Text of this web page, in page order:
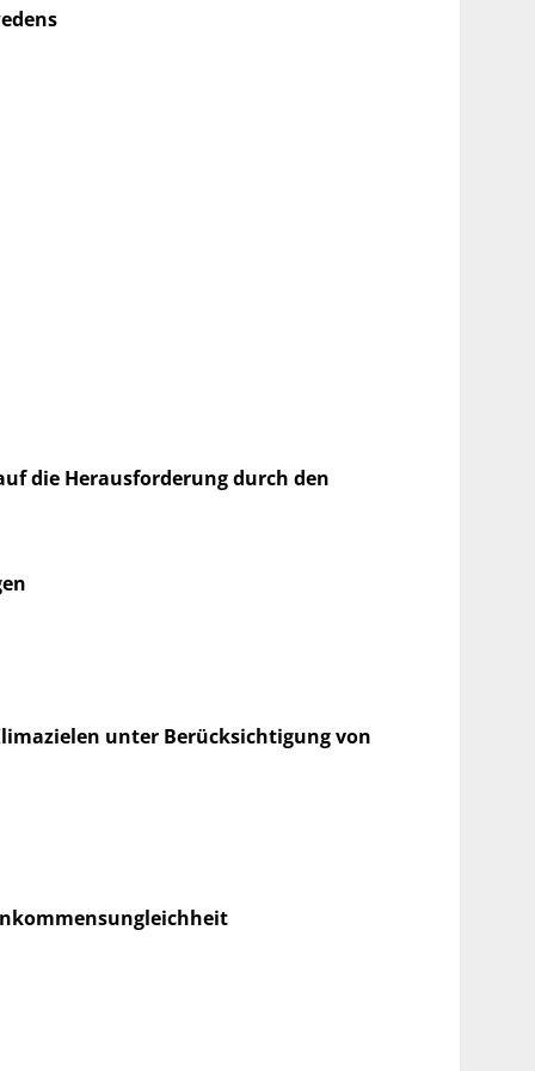
die Herausforderung durch den
unter Berücksichtigung von